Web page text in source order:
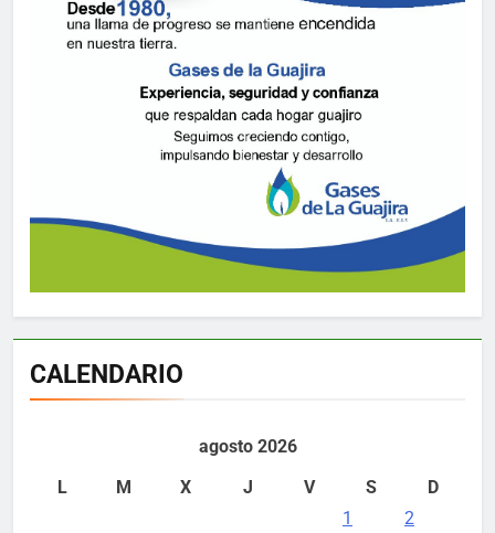
CALENDARIO
agosto 2026
L
M X J V S
D
1
2